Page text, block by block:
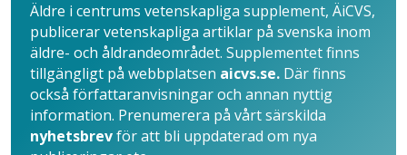
Äldre i centrums vetenskapliga supplement, ÄiCVS,
publicerar vetenskapliga artiklar på svenska inom
äldre- och åldrandeområdet. Supplementet finns
tillgängligt på webbplatsen aicvs.se. Där finns
också författaranvisningar och annan nyttig
information. Prenumerera på vårt särskilda
nyhetsbrevför att bli uppdaterad om nya